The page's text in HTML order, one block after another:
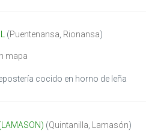
(Puentenansa, Rionansa)
mapa
cocido en horno de leña
(Quintanilla Lamasón)